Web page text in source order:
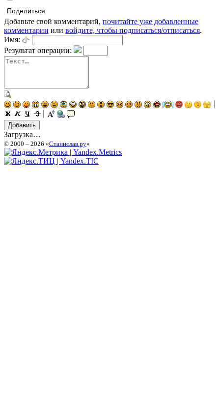
Поделиться
Добавьте свой комментарий, почитайте уже добавленные
комментарии или войдите, чтобы подписаться/отписаться.
Имя:
Результат операции:
Загрузка…
© 2000 – 2026 «Станислав.ру»